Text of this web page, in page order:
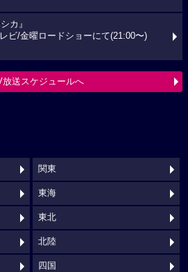
カ』
ビ/金曜ロードショーにて(21:00〜)
放送スケジュールへ
関東
東海
東北
北陸
四国